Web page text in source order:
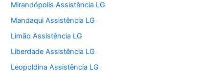
Mirandópolis Assistência LG
Mandaqui Assistência LG
Limão Assistência LG
Liberdade Assistência LG
Leopoldina Assistência LG